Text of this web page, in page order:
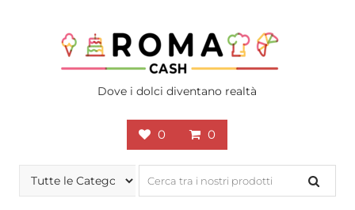
Dove i dolci diventano realtà
0 0